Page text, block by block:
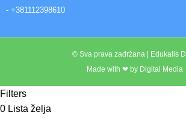
- +381112398610
© Sva prava zadržana | Edukalis
Made with ❤ by Digital Media
Filters
0 Lista želja